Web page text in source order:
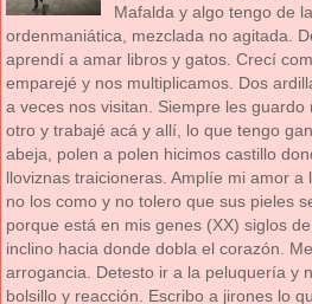
Mafalda y algo tengo de
ordenmaniática, mezclada no agitada.
aprendí a amar libros y gatos. Crecí
emparejé y nos multiplicamos. Dos
a veces nos visitan. Siempre les guardo
otro y trabajé acá y allí, lo que tengo
abeja, polen a polen hicimos castillo
lloviznas traicioneras. Amplíe mi amor
no los como y no tolero que sus pieles
porque está en mis genes (XX) siglos
inclino hacia donde dobla el corazón.
arrogancia. Detesto ir a la peluquería y
bolsillo y reacción. Escribo a jirones lo